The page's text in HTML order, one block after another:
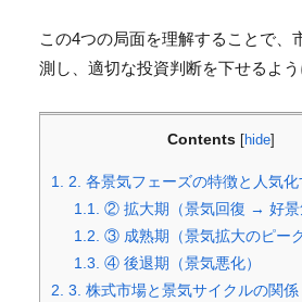
この4つの局面を理解することで、
測し、適切な投資判断を下せるよう
Contents [hide]
1.
2. 各景気フェーズの特徴と人気
1.1.
② 拡大期（景気回復 → 好景
1.2. ③ 成熟期（景気拡大のピーク
1.3. ④ 後退期（景気悪化）
2. 3. 株式市場と景気サイクルの関係